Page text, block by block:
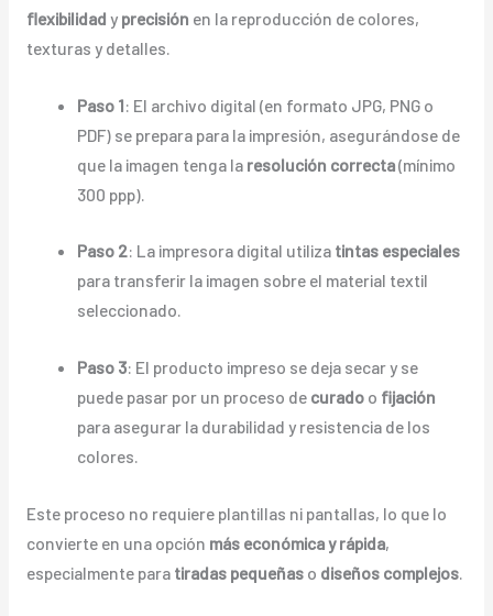
flexibilidad y precisión en la reproducción de colores,
texturas y detalles.
Paso 1: El archivo digital (en formato JPG, PNG o
PDF) se prepara para la impresión, asegurándose de
que la imagen tenga la resolución correcta(mínimo
300 ppp).
Paso 2: La impresora digital utiliza tintas especiales
para transferir la imagen sobre el material textil
seleccionado.
Paso 3: El producto impreso se deja secar y se
puede pasar por un proceso de curado o fijación
para asegurar la durabilidad y resistencia de los
colores.
Este proceso no requiere plantillas ni pantallas, lo que lo
convierte en una opción más económica y rápida,
especialmente para tiradas pequeñaso diseños complejos.